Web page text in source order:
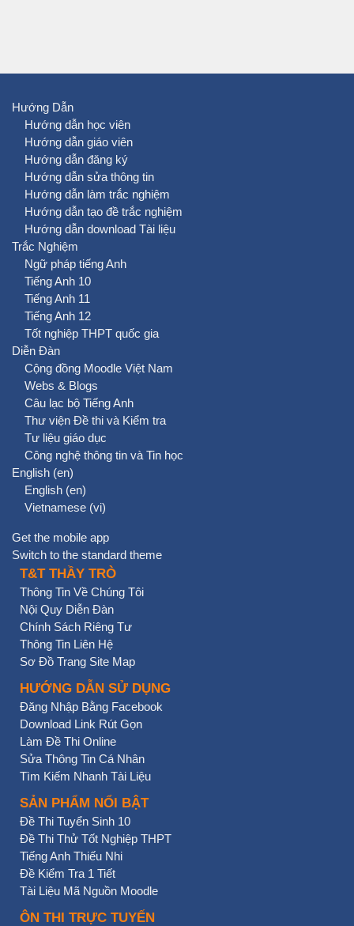
Hướng Dẫn
Hướng dẫn học viên
Hướng dẫn giáo viên
Hướng dẫn đăng ký
Hướng dẫn sửa thông tin
Hướng dẫn làm trắc nghiệm
Hướng dẫn tạo đề trắc nghiệm
Hướng dẫn download Tài liệu
Trắc Nghiệm
Ngữ pháp tiếng Anh
Tiếng Anh 10
Tiếng Anh 11
Tiếng Anh 12
Tốt nghiệp THPT quốc gia
Diễn Đàn
Cộng đồng Moodle Việt Nam
Webs & Blogs
Câu lạc bộ Tiếng Anh
Thư viện Đề thi và Kiểm tra
Tư liệu giáo dục
Công nghệ thông tin và Tin học
English ‎(en)‎
English ‎(en)‎
Vietnamese ‎(vi)‎
Get the mobile app
Switch to the standard theme
T&T THẦY TRÒ
Thông Tin Về Chúng Tôi
Nội Quy Diễn Đàn
Chính Sách Riêng Tư
Thông Tin Liên Hệ
Sơ Đồ Trang Site Map
HƯỚNG DẪN SỬ DỤNG
Đăng Nhập Bằng Facebook
Download Link Rút Gọn
Làm Đề Thi Online
Sửa Thông Tin Cá Nhân
Tìm Kiếm Nhanh Tài Liệu
SẢN PHẨM NỔI BẬT
Đề Thi Tuyển Sinh 10
Đề Thi Thử Tốt Nghiệp THPT
Tiếng Anh Thiếu Nhi
Đề Kiểm Tra 1 Tiết
Tài Liệu Mã Nguồn Moodle
ÔN THI TRỰC TUYẾN